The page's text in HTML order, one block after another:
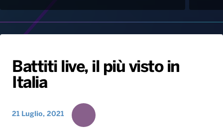
Radio
Hit Dance
Giochi&Concorsi
Notizie
Locali
Sport
Playlist
Novità
Interviste
Gallery
Voce al Bari
Battiti live, il più visto in
Italia
21 Luglio, 2021